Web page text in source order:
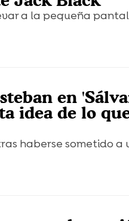
a la pequeña
en
idea de lo
haberse sometido a